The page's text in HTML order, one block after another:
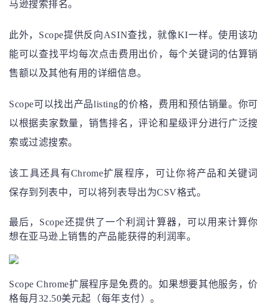
马逊搜索排名。
此外，Scope提供反向ASIN查找，就像KI一样。使用该功
能可以查找平均每次点击费用出价，每个关键词的估算销
售额以及其他有用的详细信息。
Scope可以找出产品listing的价格，费用和预估销量。你可
以根据卖家数量，销售排名，评论和星级评分进行广泛搜
索或过滤搜索。
该工具还具有Chrome扩展程序，可让你将产品和关键词
保存到列表中，可以将列表导出为CSV格式。
最后，Scope还提供了一个利润计算器，可以用来计算你
想在亚马逊上销售的产品能获得的利润率。
Scope Chrome扩展程序是免费的。如果想要其他服务，价
格每月32.50美元起（每年支付）。